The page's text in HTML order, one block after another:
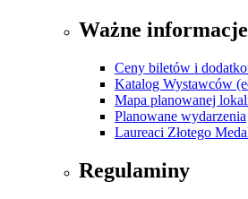
Ważne informacje
Ceny biletów i
Katalog Wystawców
Mapa planowanej
Planowane wydarzenia
Laureaci Złotego
Regulaminy